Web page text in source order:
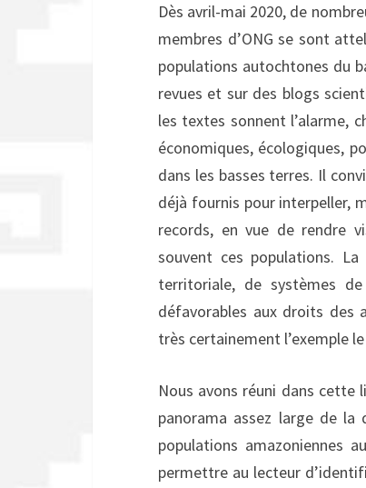
Dès avril-mai 2020, de
membres d’ONG se sont
populations autochtones du
revues et sur des blogs
les textes sonnent l’alarme,
économiques, écologiques,
dans les basses terres. Il
déjà fournis pour interpeller,
records, en vue de rendre
souvent ces populations.
territoriale, de systèmes
défavorables aux droits des
très certainement l’exemple
Nous avons réuni dans cette
panorama assez large de
populations amazoniennes
permettre au lecteur